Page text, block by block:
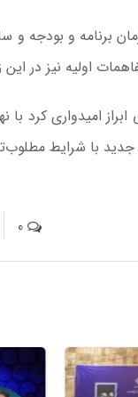
از طریق ماده ۲۸ و هماهنگی با
اولیه نیز در
امیدواری کرد با
با شرایط
0